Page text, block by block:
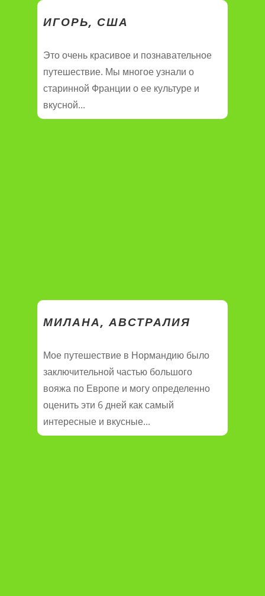
ИГОРЬ, США
Это очень красивое и познавательное
путешествие. Мы многое узнали о
старинной Франции о ее культуре и
вкусной...
МИЛАНА, АВСТРАЛИЯ
Мое путешествие в Нормандию было
заключительной частью большого
вояжа по Европе и могу определенно
оценить эти 6 дней как самый
интересные и вкусные...